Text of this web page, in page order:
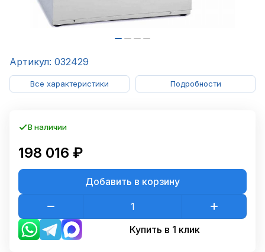
Артикул: 032429
Все характеристики Подробности
В наличии
198 016 ₽
Добавить в корзину
Купить в 1 клик